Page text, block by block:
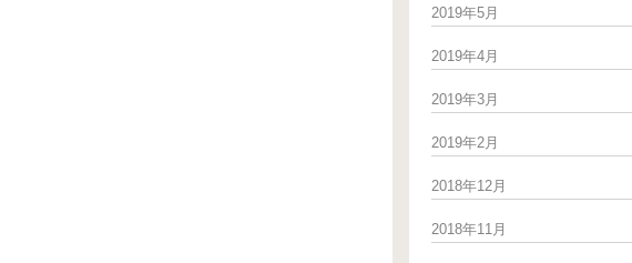
2019年5月
2019年4月
2019年3月
2019年2月
2018年12月
2018年11月